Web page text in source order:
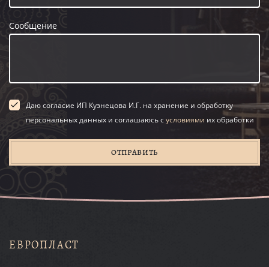
Сообщение
Даю согласие ИП Кузнецова И.Г. на хранение и обработку
персональных данных и соглашаюсь сусловиями их обработки
ОТПРАВИТЬ
ЕВРОПЛАСТ